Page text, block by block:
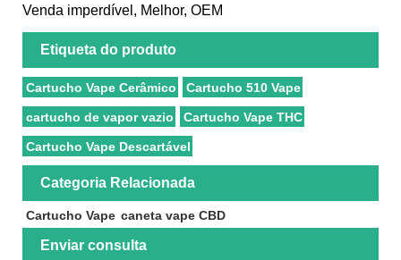
Venda imperdível, Melhor, OEM
Etiqueta do produto
Cartucho Vape Cerâmico Cartucho 510 Vape
cartucho de vapor vazio Cartucho Vape THC
Cartucho Vape Descartável
Categoria Relacionada
Cartucho Vape caneta vape CBD
Enviar consulta